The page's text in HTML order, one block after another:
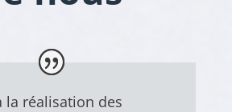
la réalisation des